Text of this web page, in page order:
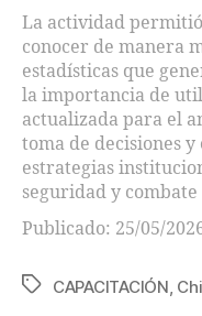
La actividad
conocer de manera
estadísticas que
la importancia de
actualizada para el
toma de decisiones
estrategias
seguridad y
Publicado: 25/05/
CAPACITACIÓN,